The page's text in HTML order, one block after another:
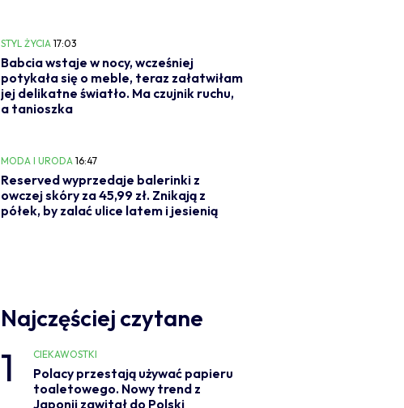
STYL ŻYCIA 17:03
Babcia wstaje w nocy, wcześniej
potykała się o meble, teraz załatwiłam
jej delikatne światło. Ma czujnik ruchu,
a tanioszka
MODA I URODA 16:47
Reserved wyprzedaje balerinki z
owczej skóry za 45,99 zł. Znikają z
półek, by zalać ulice latem i jesienią
Najczęściej czytane
1 CIEKAWOSTKI
Polacy przestają używać papieru
toaletowego. Nowy trend z
Japonii zawitał do Polski